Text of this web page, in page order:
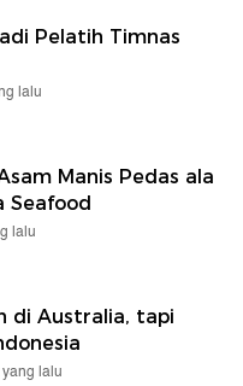
Pelatih Timnas
lalu
Manis Pedas ala
Seafood
lalu
di Australia, tapi
lalu